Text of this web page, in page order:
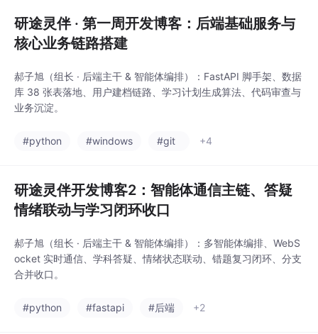
研途灵伴 · 第一周开发博客：后端基础服务与
核心业务链路搭建
郝子旭（组长 · 后端主干 & 智能体编排）：FastAPI 脚手架、数据
库 38 张表落地、用户建档链路、学习计划生成算法、代码审查与
业务沉淀。
#python #windows #git +4
研途灵伴开发博客2：智能体通信主链、答疑
情绪联动与学习闭环收口
郝子旭（组长 · 后端主干 & 智能体编排）：多智能体编排、WebS
ocket 实时通信、学科答疑、情绪状态联动、错题复习闭环、分支
合并收口。
#python #fastapi #后端 +2